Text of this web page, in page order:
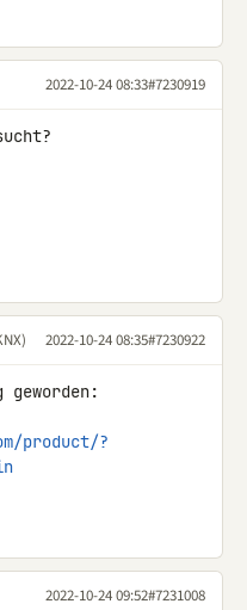
2022-10-24 08:33#7230919
2022-10-24 08:35#7230922
product/?
2022-10-24 09:52#7231008